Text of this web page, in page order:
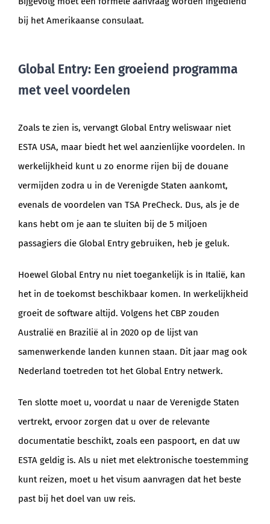
bij het Amerikaanse consulaat.
Global Entry: Een groeiend programma
met veel voordelen
Zoals te zien is, vervangt Global Entry weliswaar niet
ESTA USA, maar biedt het wel aanzienlijke voordelen. In
werkelijkheid kunt u zo enorme rijen bij de douane
vermijden zodra u in de Verenigde Staten aankomt,
evenals de voordelen van TSA PreCheck. Dus, als je de
kans hebt om je aan te sluiten bij de 5 miljoen
passagiers die Global Entry gebruiken, heb je geluk.
Hoewel Global Entry nu niet toegankelijk is in Italië, kan
het in de toekomst beschikbaar komen. In werkelijkheid
groeit de software altijd. Volgens het CBP zouden
Australië en Brazilië al in 2020 op de lijst van
samenwerkende landen kunnen staan. Dit jaar mag ook
Nederland toetreden tot het Global Entry netwerk.
Ten slotte moet u, voordat u naar de Verenigde Staten
vertrekt, ervoor zorgen dat u over de relevante
documentatie beschikt, zoals een paspoort, en dat uw
ESTA geldig is. Als u niet met elektronische toestemming
kunt reizen, moet u het visum aanvragen dat het beste
past bij het doel van uw reis.